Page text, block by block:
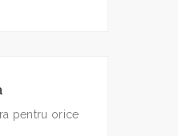
pentru orice